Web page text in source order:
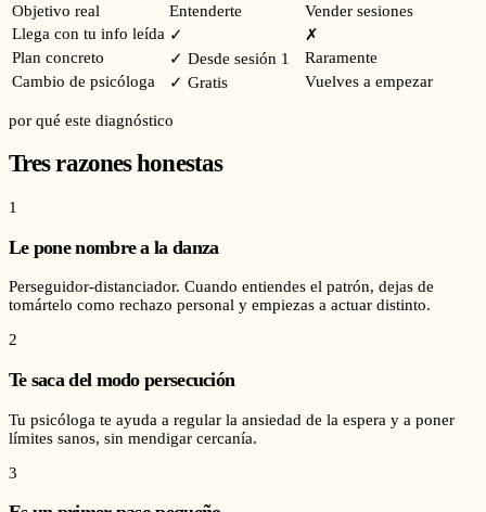
Objetivo real
Entenderte
Vender sesiones
Llega con tu info leída ✓
✗
Plan concreto
✓ Desde sesión 1
Raramente
Cambio de psicóloga
✓ Gratis Vuelves a empezar
por qué este diagnóstico
Tres razones honestas
1
Le pone nombre a la danza
Perseguidor-distanciador. Cuando entiendes el patrón, dejas de
tomártelo como rechazo personal y empiezas a actuar distinto.
2
Te saca del modo persecución
Tu psicóloga te ayuda a regular la ansiedad de la espera y a poner
límites sanos, sin mendigar cercanía.
3